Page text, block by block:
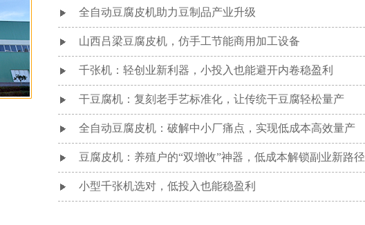
全自动豆腐皮机助力豆制品产业升级
山西吕梁豆腐皮机，仿手工节能商用加工设备
千张机：轻创业新利器，小投入也能避开内卷稳盈利
干豆腐机：复刻老手艺标准化，让传统干豆腐轻松量产
全自动豆腐皮机：破解中小厂痛点，实现低成本高效量产
豆腐皮机：养殖户的“双增收”神器，低成本解锁副业新路径
小型千张机选对，低投入也能稳盈利